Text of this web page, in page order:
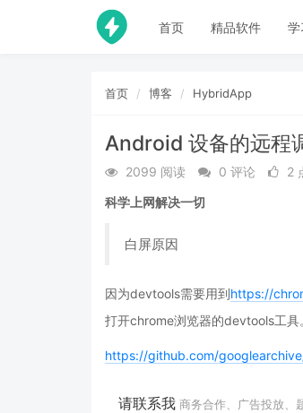
首页 精品软件 学
首页 博客 HybridApp
Android 设备的远程
2099 阅读 0 评论
2
科学上网解决一切
白屏原因
因为devtools需要用到https://
打开chrome浏览器的devtools工具
https://github.com/
请联系我 商务合作、广告投放、